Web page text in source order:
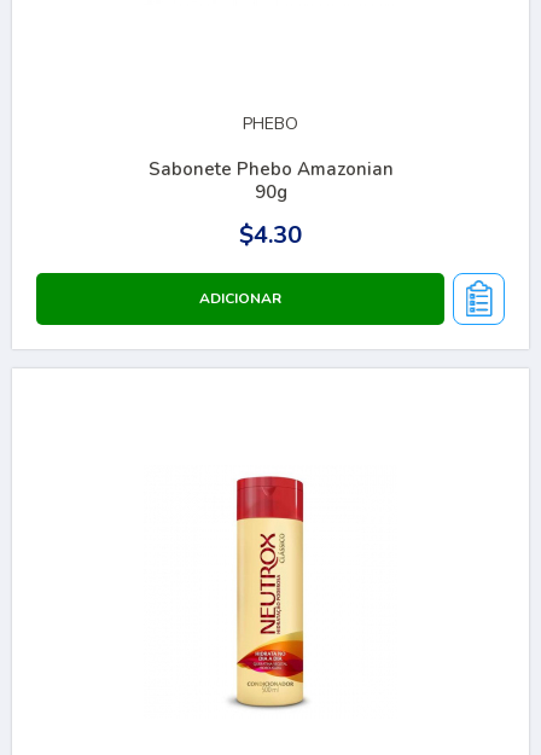
PHEBO
Sabonete Phebo Amazonian
90g
$4.30